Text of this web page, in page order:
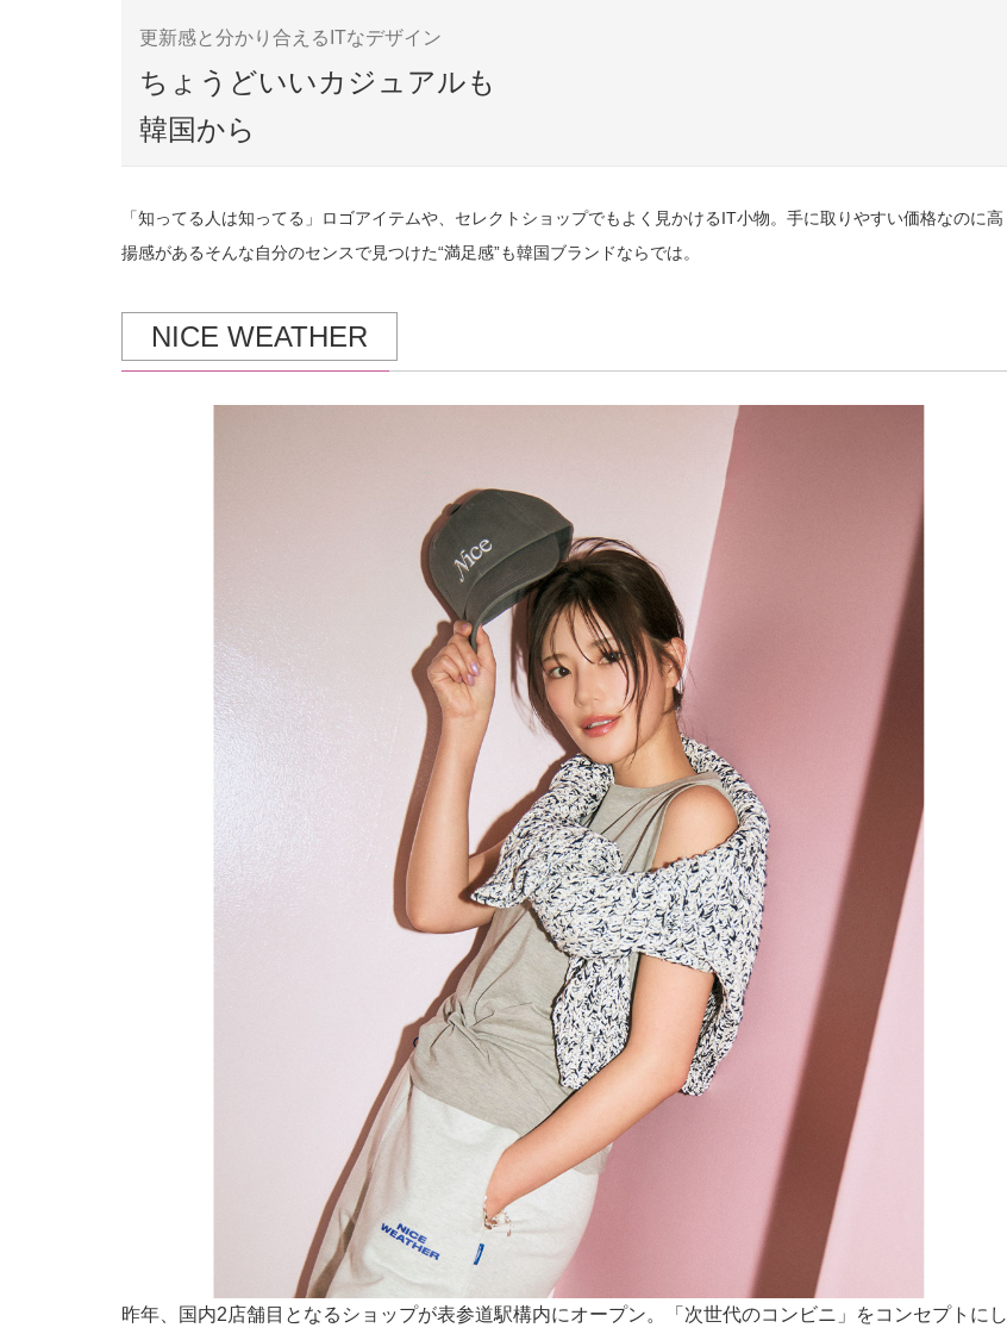
更新感と分かり合えるITなデザイン
ちょうどいいカジュアルも
韓国から
「知ってる人は知ってる」ロゴアイテムや、セレクトショップでもよく見かけるIT小物。手に取りやすい価格なのに高
揚感があるそんな自分のセンスで見つけた“満足感”も韓国ブランドならでは。
NICE WEATHER
昨年、国内2店舗目となるショップが表参道駅構内にオープン。「次世代のコンビニ」をコンセプトにし